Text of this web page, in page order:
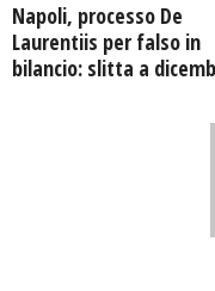
Napoli, processo De
Laurentiis per falso in
bilancio: slitta a